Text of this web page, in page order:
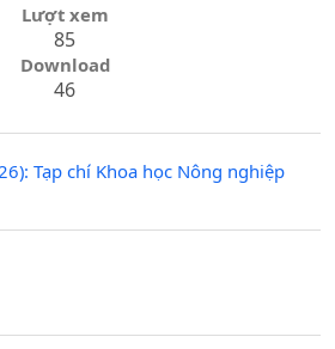
Lượt xem
85
Download
46
Tạp chí Khoa học Nông nghiệp